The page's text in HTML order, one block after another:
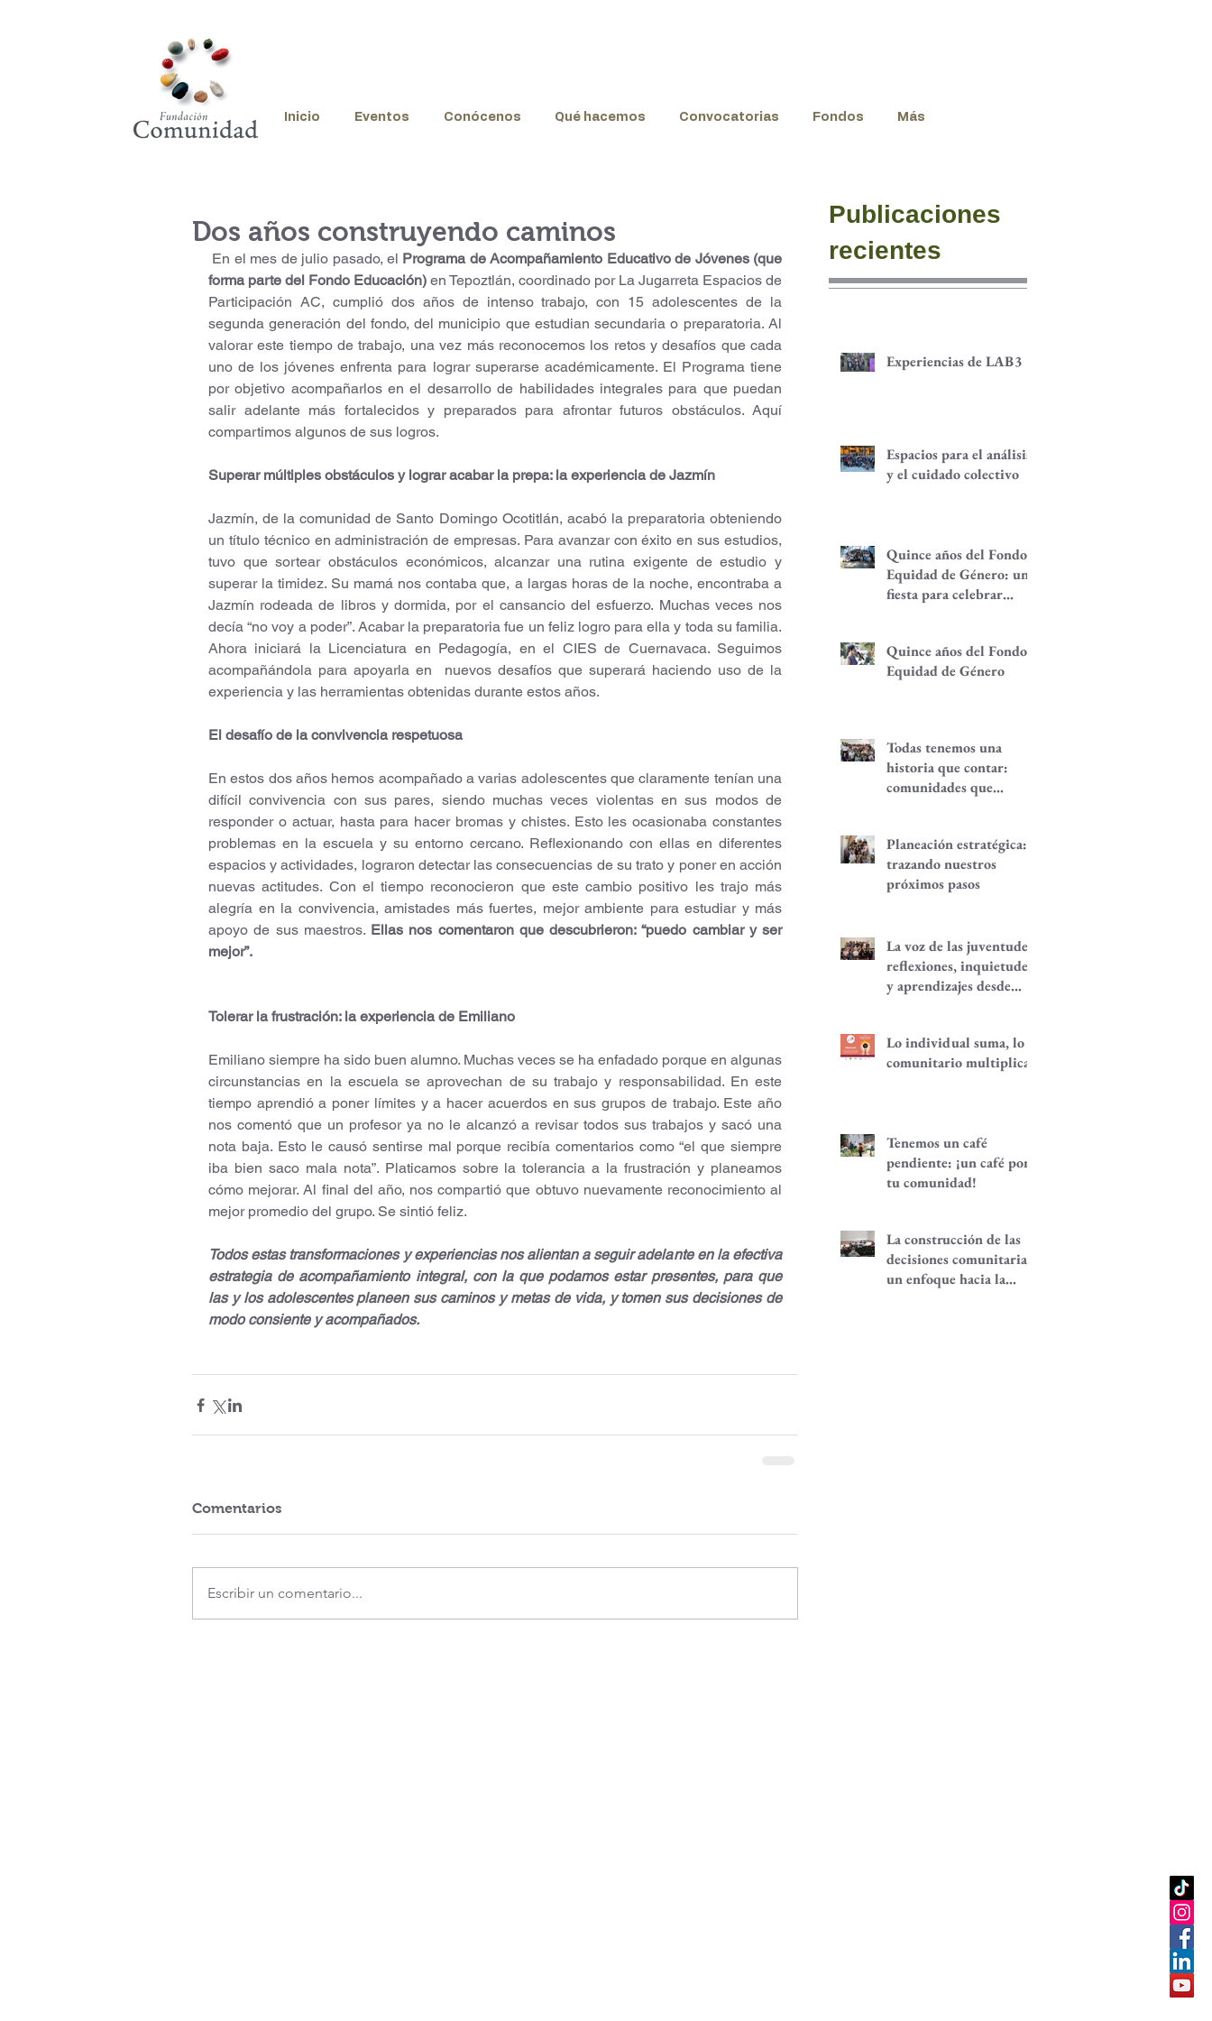
Inicio Eventos Conócenos Qué hacemos Convocatorias Fondos Más
Dos años construyendo caminos
En el mes de julio pasado, el Programa de Acompañamiento Educativo de Jóvenes (que
forma parte del Fondo Educación) en Tepoztlán, coordinado por La Jugarreta Espacios de
Participación AC, cumplió dos años de intenso trabajo, con 15 adolescentes de la
segunda generación del fondo, del municipio que estudian secundaria o preparatoria. Al
valorar este tiempo de trabajo, una vez más reconocemos los retos y desafíos que cada
uno de los jóvenes enfrenta para lograr superarse académicamente. El Programa tiene
por objetivo acompañarlos en el desarrollo de habilidades integrales para que puedan
salir adelante más fortalecidos y preparados para afrontar futuros obstáculos. Aquí
compartimos algunos de sus logros.
Superar múltiples obstáculos y lograr acabar la prepa: la experiencia de Jazmín
Jazmín, de la comunidad de Santo Domingo Ocotitlán, acabó la preparatoria obteniendo
un título técnico en administración de empresas. Para avanzar con éxito en sus estudios,
tuvo que sortear obstáculos económicos, alcanzar una rutina exigente de estudio y
superar la timidez. Su mamá nos contaba que, a largas horas de la noche, encontraba a
Jazmín rodeada de libros y dormida, por el cansancio del esfuerzo. Muchas veces nos
decía “no voy a poder”. Acabar la preparatoria fue un feliz logro para ella y toda su familia.
Ahora iniciará la Licenciatura en Pedagogía, en el CIES de Cuernavaca. Seguimos
acompañándola para apoyarla en  nuevos desafíos que superará haciendo uso de la
experiencia y las herramientas obtenidas durante estos años.
El desafío de la convivencia respetuosa
En estos dos años hemos acompañado a varias adolescentes que claramente tenían una
difícil convivencia con sus pares, siendo muchas veces violentas en sus modos de
responder o actuar, hasta para hacer bromas y chistes. Esto les ocasionaba constantes
problemas en la escuela y su entorno cercano. Reflexionando con ellas en diferentes
espacios y actividades, lograron detectar las consecuencias de su trato y poner en acción
nuevas actitudes. Con el tiempo reconocieron que este cambio positivo les trajo más
alegría en la convivencia, amistades más fuertes, mejor ambiente para estudiar y más
apoyo de sus maestros. Ellas nos comentaron que descubrieron: “puedo cambiar y ser
mejor”.
Tolerar la frustración: la experiencia de Emiliano
Emiliano siempre ha sido buen alumno. Muchas veces se ha enfadado porque en algunas
circunstancias en la escuela se aprovechan de su trabajo y responsabilidad. En este
tiempo aprendió a poner límites y a hacer acuerdos en sus grupos de trabajo. Este año
nos comentó que un profesor ya no le alcanzó a revisar todos sus trabajos y sacó una
nota baja. Esto le causó sentirse mal porque recibía comentarios como “el que siempre
iba bien saco mala nota”. Platicamos sobre la tolerancia a la frustración y planeamos
cómo mejorar. Al final del año, nos compartió que obtuvo nuevamente reconocimiento al
mejor promedio del grupo. Se sintió feliz.
Todos estas transformaciones y experiencias nos alientan a seguir adelante en la efectiva
estrategia de acompañamiento integral, con la que podamos estar presentes, para que
las y los adolescentes planeen sus caminos y metas de vida, y tomen sus decisiones de
modo consiente y acompañados.
Comentarios
Escribir un comentario...
Publicaciones
recientes
Experiencias de LAB3
Espacios para el análisis
y el cuidado colectivo
Quince años del Fondo
Equidad de Género: una
fiesta para celebrar
mujeres y alternativas
económicas
Quince años del Fondo
Equidad de Género
Todas tenemos una
historia que contar:
comunidades que
Planeación estratégica:
trazando nuestros
próximos pasos
La voz de las juventudes:
reflexiones, inquietudes
y aprendizajes desde
Lo individual suma, lo
comunitario multiplica
Tenemos un café
pendiente: ¡un café por
tu comunidad!
La construcción de las
decisiones comunitarias,
un enfoque hacia la